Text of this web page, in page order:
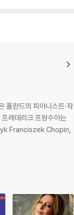
란드의 피아니스트·작
Franciszek Chopin,